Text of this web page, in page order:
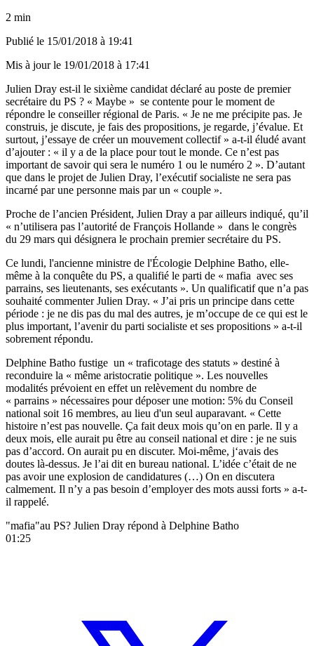
2 min
Publié le 15/01/2018 à 19:41
Mis à jour le 19/01/2018 à 17:41
Julien Dray est-il le sixième candidat déclaré au poste de premier
secrétaire du PS ? « Maybe » se contente pour le moment de
répondre le conseiller régional de Paris. « Je ne me précipite pas. Je
construis, je discute, je fais des propositions, je regarde, j’évalue. Et
surtout, j’essaye de créer un mouvement collectif » a-t-il éludé avant
d’ajouter : « il y a de la place pour tout le monde. Ce n’est pas
important de savoir qui sera le numéro 1 ou le numéro 2 ». D’autant
que dans le projet de Julien Dray, l’exécutif socialiste ne sera pas
incarné par une personne mais par un « couple ».
Proche de l’ancien Président, Julien Dray a par ailleurs indiqué, qu’il
« n’utilisera pas l’autorité de François Hollande » dans le congrès
du 29 mars qui désignera le prochain premier secrétaire du PS.
Ce lundi, l'ancienne ministre de l'Écologie Delphine Batho, elle-
même à la conquête du PS, a qualifié le parti de « mafia avec ses
parrains, ses lieutenants, ses exécutants ». Un qualificatif que n’a pas
souhaité commenter Julien Dray. « J’ai pris un principe dans cette
période : je ne dis pas du mal des autres, je m’occupe de ce qui est le
plus important, l’avenir du parti socialiste et ses propositions » a-t-il
sobrement répondu.
Delphine Batho fustige un « traficotage des statuts » destiné à
reconduire la « même aristocratie politique ». Les nouvelles
modalités prévoient en effet un relèvement du nombre de
« parrains » nécessaires pour déposer une motion: 5% du Conseil
national soit 16 membres, au lieu d'un seul auparavant. « Cette
histoire n’est pas nouvelle. Ça fait deux mois qu’on en parle. Il y a
deux mois, elle aurait pu être au conseil national et dire : je ne suis
pas d’accord. On aurait pu en discuter. Moi-même, j‘avais des
doutes là-dessus. Je l’ai dit en bureau national. L’idée c’était de ne
pas avoir une explosion de candidatures (…) On en discutera
calmement. Il n’y a pas besoin d’employer des mots aussi forts » a-t-
il rappelé.
"mafia"au PS? Julien Dray répond à Delphine Batho
01:25